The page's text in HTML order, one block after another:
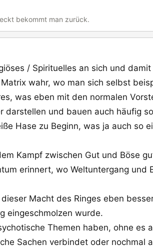
bekommt man zurück.
/ Spirituelles an sich und
wahr, wo man sich selbst
was eben mit den normalen
darstellen und bauen auch häufig
Hase zu Beginn, was ja auch so
Kampf zwischen Gut und Böse
erinnert, wo Weltuntergang
Macht des Ringes eben
eingeschmolzen wurde.
Themen haben, ohne
Sachen verbindet oder nochmal